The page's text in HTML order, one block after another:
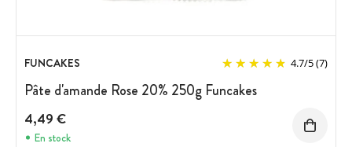
FUNCAKES 4.7/5(7)
Pâte d'amande Rose 20% 250g Funcakes
4,49 €
En stock